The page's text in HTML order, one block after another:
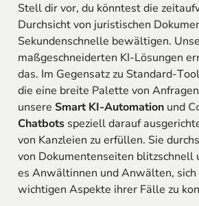
Stell dir vor, du könntest die
Durchsicht von juristischen
Sekundenschnelle bewältigen.
maßgeschneiderten KI-Lösungen
das. Im Gegensatz zu Standard-
die eine breite Palette von
unsere Smart KI-Automationund
Chatbotsspeziell darauf
von Kanzleien zu erfüllen. Sie
von Dokumentenseiten blitzschnell
es Anwältinnen und Anwälten,
wichtigen Aspekte ihrer Fälle zu